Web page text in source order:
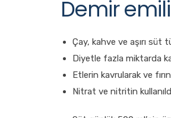
Demir
Çay, kahve ve aşırı süt
Diyetle fazla miktarda
Etlerin kavrularak ve
Nitrat ve nitritin